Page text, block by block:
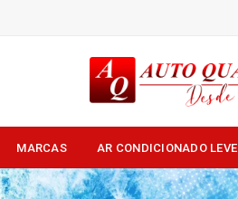
MARCAS AR CONDICIONADO LEVE